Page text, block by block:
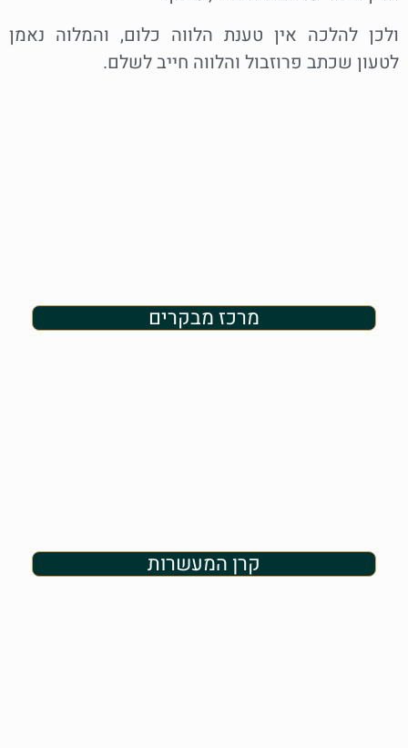
ולכן להלכה אין טענת הלווה כלום, והמלוה נאמן
לטעון שכתב פרוזבול והלווה חייב לשלם.
מרכז מבקרים
קרן המעשרות